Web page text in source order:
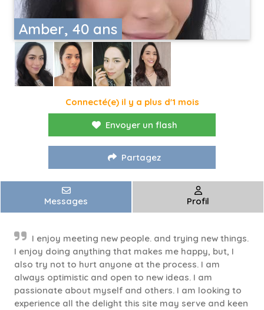
Amber, 40 ans
Connecté(e) il y a plus d'1 mois
Envoyer un flash
Partagez
Messages Profil
I enjoy meeting new people. and trying new things.
I enjoy doing anything that makes me happy, but, I
also try not to hurt anyone at the process. I am
always optimistic and open to new ideas. I am
passionate about myself and others. I am looking to
experience all the delight this site may serve and keen